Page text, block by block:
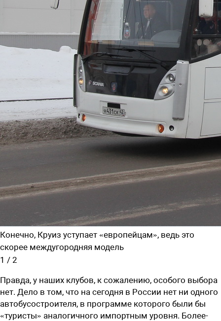
Конечно, Круиз уступает «европейцам», ведь это
скорее междугородняя модель
1 / 2
Правда, у наших клубов, к сожалению, особого выбора
нет. Дело в том, что на сегодня в России нет ни одного
автобусостроителя, в программе которого были бы
«туристы» аналогичного импортным уровня. Более-